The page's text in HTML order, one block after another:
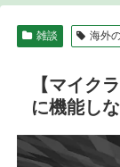
雑談 海外
【マイク
に機能し